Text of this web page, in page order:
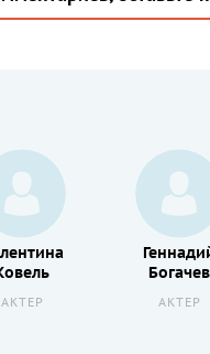
АКТЕР
Богачев
АКТЕР